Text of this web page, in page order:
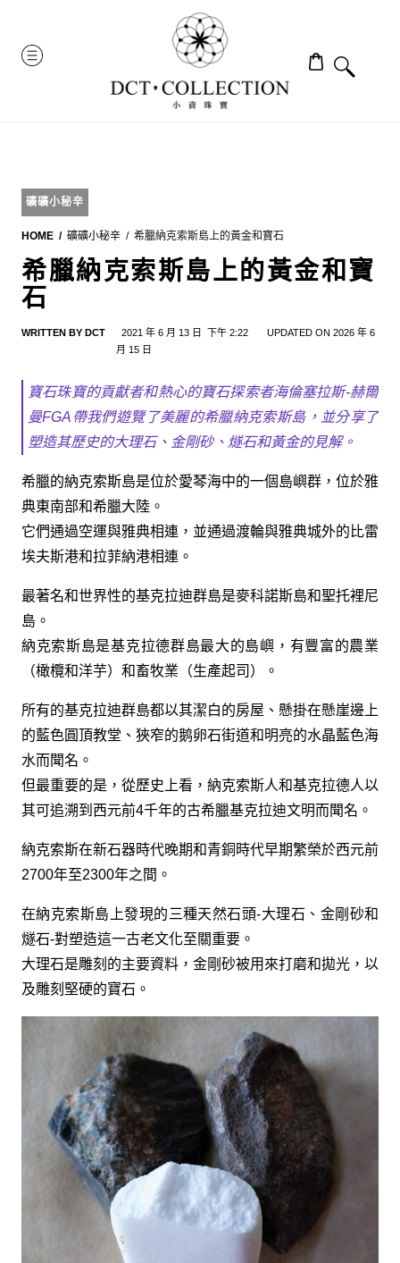
content
MENU
礦礦小秘辛
HOME 礦礦小秘辛 希臘納克索斯島上的黃金和寶石
希臘納克索斯島上的黃金和寶
石
WRITTEN BY DCT 2021 年 6 月 13 日 下午 2:22
UPDATED ON 2026 年 6
月 15 日
寶石珠寶的貢獻者和熱心的寶石探索者海倫塞拉斯-赫爾
曼FGA帶我們遊覽了美麗的希臘納克索斯島，並分享了
塑造其歷史的大理石、金剛砂、燧石和黃金的見解。
希臘的納克索斯島是位於愛琴海中的一個島嶼群，位於雅
典東南部和希臘大陸。
它們通過空運與雅典相連，並通過渡輪與雅典城外的比雷
埃夫斯港和拉菲納港相連。
最著名和世界性的基克拉迪群島是麥科諾斯島和聖托裡尼
島。
納克索斯島是基克拉德群島最大的島嶼，有豐富的農業
（橄欖和洋芋）和畜牧業（生產起司）。
所有的基克拉迪群島都以其潔白的房屋、懸掛在懸崖邊上
的藍色圓頂教堂、狹窄的鹅卵石街道和明亮的水晶藍色海
水而聞名。
但最重要的是，從歷史上看，納克索斯人和基克拉德人以
其可追溯到西元前4千年的古希臘基克拉迪文明而聞名。
納克索斯在新石器時代晚期和青銅時代早期繁榮於西元前
2700年至2300年之間。
在納克索斯島上發現的三種天然石頭-大理石、金剛砂和
燧石-對塑造這一古老文化至關重要。
大理石是雕刻的主要資料，金剛砂被用來打磨和拋光，以
及雕刻堅硬的寶石。